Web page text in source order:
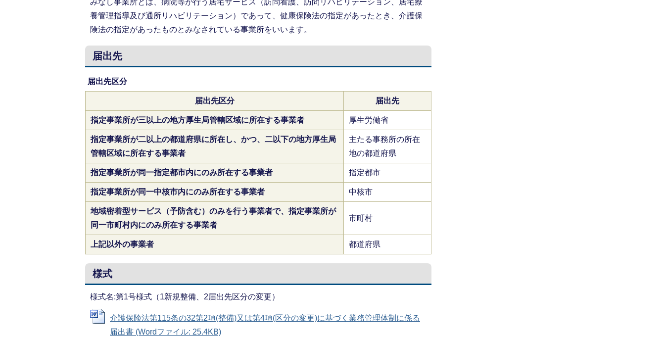
みなし事業所とは、病院等が行う居宅サービス（訪問看護、訪問リハビリテーション、居宅療
養管理指導及び通所リハビリテーション）であって、健康保険法の指定があったとき、介護保
険法の指定があったものとみなされている事業所をいいます。
届出先
届出先区分
届出先区分 届出先
指定事業所が三以上の地方厚生局管轄区域に所在する事業者 厚生労働省
指定事業所が二以上の都道府県に所在し、かつ、二以下の地方厚生局
管轄区域に所在する事業者
主たる事務所の所在
地の都道府県
指定事業所が同一指定都市内にのみ所在する事業者 指定都市
指定事業所が同一中核市内にのみ所在する事業者 中核市
地域密着型サービス（予防含む）のみを行う事業者で、指定事業所が
同一市町村内にのみ所在する事業者
市町村
上記以外の事業者 都道府県
様式
様式名:第1号様式（1新規整備、2届出先区分の変更）
介護保険法第115条の32第2項(整備)又は第4項(区分の変更)に基づく業務管理体制に係る
届出書 (Wordファイル: 25.4KB)